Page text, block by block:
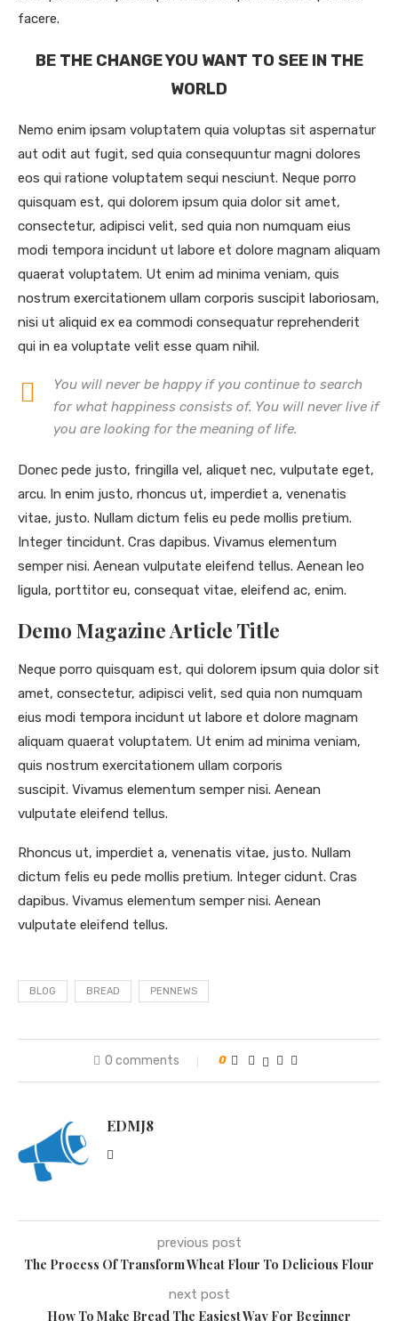
facere.
BE THE CHANGE YOU WANT TO SEE IN THE
WORLD
Nemo enim ipsam voluptatem quia voluptas sit aspernatur
aut odit aut fugit, sed quia consequuntur magni dolores
eos qui ratione voluptatem sequi nesciunt. Neque porro
quisquam est, qui dolorem ipsum quia dolor sit amet,
consectetur, adipisci velit, sed quia non numquam eius
modi tempora incidunt ut labore et dolore magnam aliquam
quaerat voluptatem. Ut enim ad minima veniam, quis
nostrum exercitationem ullam corporis suscipit laboriosam,
nisi ut aliquid ex ea commodi consequatur reprehenderit
qui in ea voluptate velit esse quam nihil.
You will never be happy if you continue to search
for what happiness consists of. You will never live if
you are looking for the meaning of life.
Donec pede justo, fringilla vel, aliquet nec, vulputate eget,
arcu. In enim justo, rhoncus ut, imperdiet a, venenatis
vitae, justo. Nullam dictum felis eu pede mollis pretium.
Integer tincidunt. Cras dapibus. Vivamus elementum
semper nisi. Aenean vulputate eleifend tellus. Aenean leo
ligula, porttitor eu, consequat vitae, eleifend ac, enim.
Demo Magazine Article Title
Neque porro quisquam est, qui dolorem ipsum quia dolor sit
amet, consectetur, adipisci velit, sed quia non numquam
eius modi tempora incidunt ut labore et dolore magnam
aliquam quaerat voluptatem. Ut enim ad minima veniam,
quis nostrum exercitationem ullam corporis
suscipit. Vivamus elementum semper nisi. Aenean
vulputate eleifend tellus.
Rhoncus ut, imperdiet a, venenatis vitae, justo. Nullam
dictum felis eu pede mollis pretium. Integer cidunt. Cras
dapibus. Vivamus elementum semper nisi. Aenean
vulputate eleifend tellus.
BLOG BREAD PENNEWS
0 comments 0
EDMJ8
previous post
The Process Of Transform Wheat Flour To Delicious Flour
next post
How To Make Bread The Easiest Way For Beginner